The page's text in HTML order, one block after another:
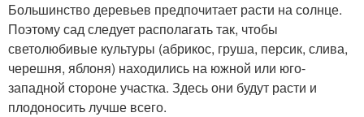
Дерева перед посадкой Неприхотливые дерева
Большинство деревьев предпочитает расти на солнце.
Поэтому сад следует располагать так, чтобы
светолюбивые культуры (абрикос, груша, персик, слива,
черешня, яблоня) находились на южной или юго-
западной стороне участка. Здесь они будут расти и
плодоносить лучше всего.